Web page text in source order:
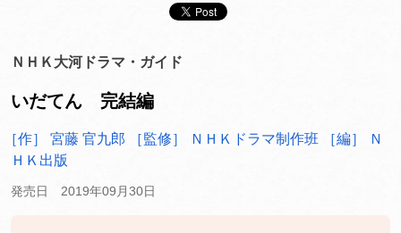
ＮＨＫ大河ドラマ・ガイド
いだてん 完結編
［作］ 宮藤 官九郎 ［監修］ ＮＨＫドラマ制作班
［編］ Ｎ
ＨＫ出版
発売日 2019年09月30日